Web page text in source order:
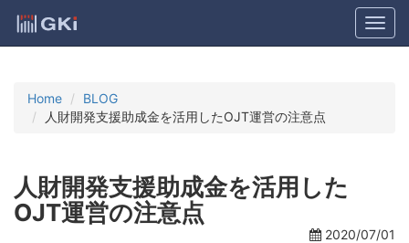
Home
BLOG
人財開発支援助成金を活用したOJT運営の注意点
人財開発支援助成金を活用した
OJT運営の注意点
2020/07/01